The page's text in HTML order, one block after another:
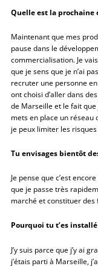
Quelle est la prochaine
Maintenant que mes
pause dans le
commercialisation. Je
que je sens que je n’ai
recruter une personne
ont choisi d’aller dans
de Marseille et le fait
mets en place un réseau
je peux limiter les
Tu envisages bientôt
Je pense que c’est
que je passe très
marché et constituer des
Pourquoi tu t’es
J’y suis parce que j’y ai
j’étais parti à Marseille,